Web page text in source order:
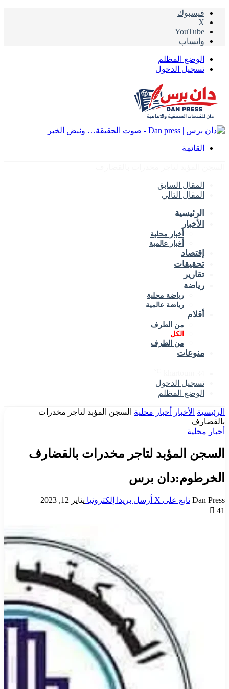
فيسبوك
‫X
‫YouTube
واتساب
الوضع المظلم
تسجيل الدخول
القائمة
المقال السابق
المقال التالي
الرئيسية
الأخبار
أخبار محلية
أخبار عالمية
إقتصاد
تحقيقات
تقارير
رياضة
رياضة محلية
رياضة عالمية
أقلام
من الطرف
الكل
من الطرف
منوعات
تسجيل الدخول
الوضع المظلم
الرئيسية| الأخبار | أخبار محلية| السجن المؤبد لتاجر مخدرات
بالقضارف
أخبار محلية
السجن المؤبد لتاجر مخدرات بالقضارف
الخرطوم:دان برس
Dan Press تابع على X أرسل بريدا إلكترونيا يناير 12, 2023
41